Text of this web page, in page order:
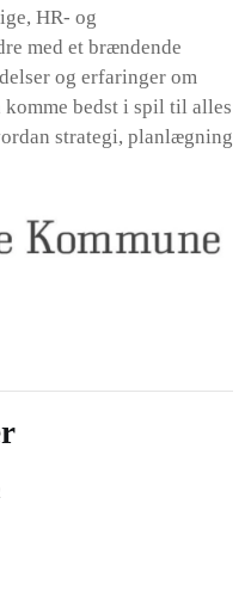
HR- og
med et brændende
og erfaringer om
bedst i spil til alles
strategi, planlægning